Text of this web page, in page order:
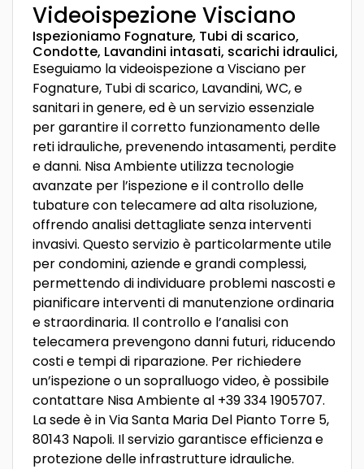
Videoispezione Visciano
Ispezioniamo Fognature, Tubi di scarico,
Condotte, Lavandini intasati, scarichi idraulici,
Eseguiamo la videoispezione a Visciano per
Fognature, Tubi di scarico, Lavandini, WC, e
sanitari in genere, ed è un servizio essenziale
per garantire il corretto funzionamento delle
reti idrauliche, prevenendo intasamenti, perdite
e danni. Nisa Ambiente utilizza tecnologie
avanzate per l’ispezione e il controllo delle
tubature con telecamere ad alta risoluzione,
offrendo analisi dettagliate senza interventi
invasivi. Questo servizio è particolarmente utile
per condomini, aziende e grandi complessi,
permettendo di individuare problemi nascosti e
pianificare interventi di manutenzione ordinaria
e straordinaria. Il controllo e l’analisi con
telecamera prevengono danni futuri, riducendo
costi e tempi di riparazione. Per richiedere
un’ispezione o un sopralluogo video, è possibile
contattare Nisa Ambiente al +39 334 1905707.
La sede è in Via Santa Maria Del Pianto Torre 5,
80143 Napoli. Il servizio garantisce efficienza e
protezione delle infrastrutture idrauliche.